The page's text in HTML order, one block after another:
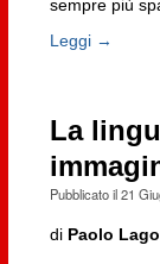
sempre più
Leggi →
La
Pubblicato il21
di Paolo Lago